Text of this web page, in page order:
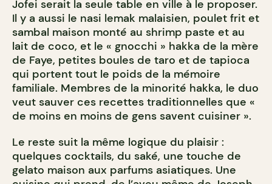
Jofei serait la seule table en ville à le proposer.
Il y a aussi le nasi lemak malaisien, poulet frit et
sambal maison monté au shrimp paste et au
lait de coco, et le « gnocchi » hakka de la mère
de Faye, petites boules de taro et de tapioca
qui portent tout le poids de la mémoire
familiale. Membres de la minorité hakka, le duo
veut sauver ces recettes traditionnelles que «
de moins en moins de gens savent cuisiner ».
Le reste suit la même logique du plaisir :
quelques cocktails, du saké, une touche de
gelato maison aux parfums asiatiques. Une